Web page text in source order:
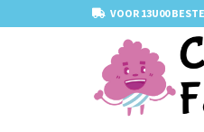
VOOR 13U00